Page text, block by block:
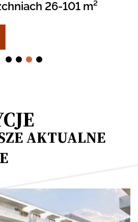
27-97 m²
38-89 m²
26-101 m²
34-99 m²
AKTUALNE